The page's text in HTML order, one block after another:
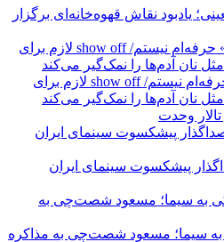
یادبود نقاش قهوه‌خانه‌ای برگزار
سوسن پرور: دیگر «عاشق» حرفه‌ام نیستم/ show off لازم برای
نان آدم‌ها را نمک‌گیر می‌کند
وحدت
پیشکسوت سینمای ایران
به سیما؛ مسعود شصت‌چی به مذاکره